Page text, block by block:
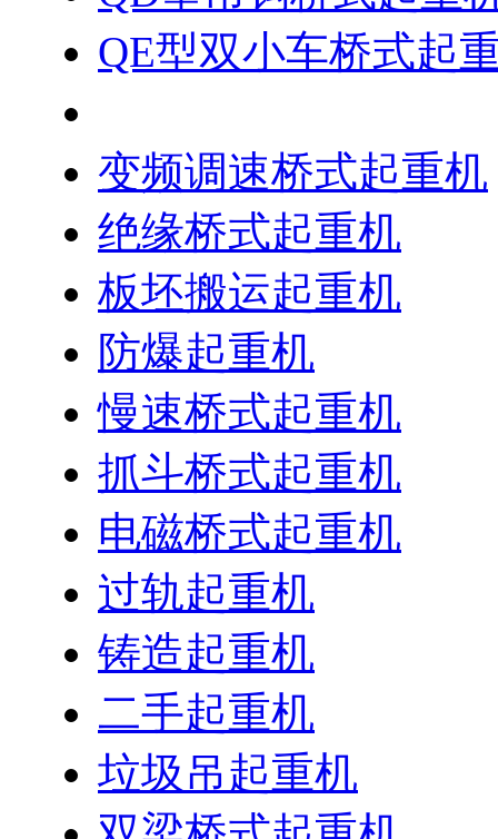
QE型双小车桥式起
变频调速桥式起重机
绝缘桥式起重机
板坯搬运起重机
防爆起重机
慢速桥式起重机
抓斗桥式起重机
电磁桥式起重机
过轨起重机
铸造起重机
二手起重机
垃圾吊起重机